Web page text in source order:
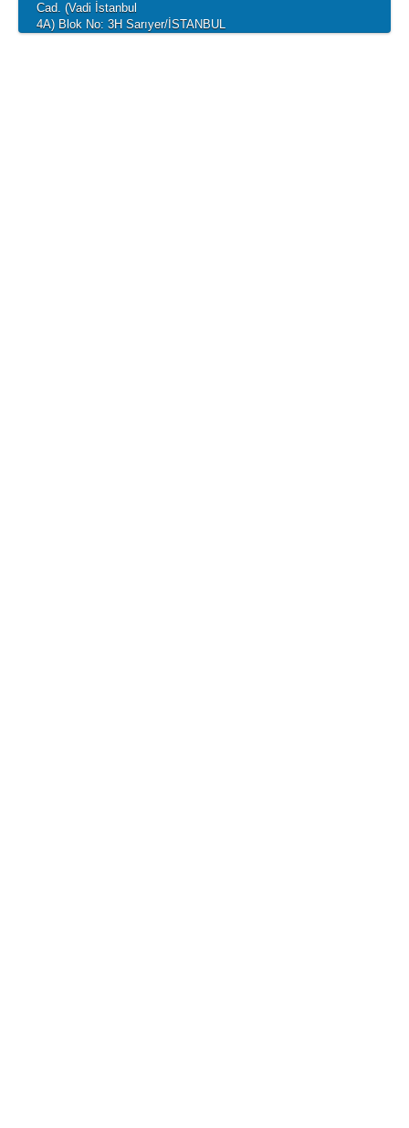
Cad. (Vadi İstanbul
4A) Blok No: 3H Sarıyer/İSTANBUL